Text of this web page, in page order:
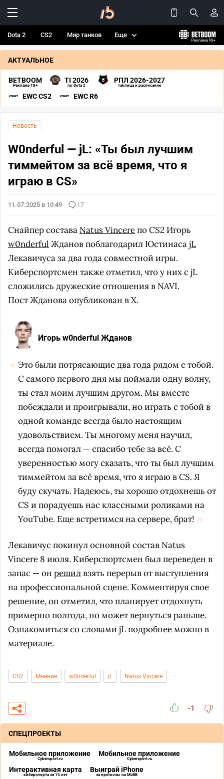
Dota 2 CS2 Мир танков Еще
АКТУАЛЬНОЕ
BETBOOM
Реклама 18+
TI 2026
по Dota 2
РПЛ 2026-2027
таблица и расписание
EWC CS2 EWC R6
Новость
W0nderful — jL: «Ты был лучшим
тиммейтом за всё время, что я
играю в CS»
11.07.2025 в 10:49 17
Снайпер состава Natus Vincereпо CS2 Игорь
w0nderful Жданов поблагодарил ЮстинасаjL
Лекавичуса за два года совместной игры.
Киберспортсмен также отметил, что у них с jL
сложились дружеские отношения в NAVI.
Пост Жданова опубликован в X.
Игорь w0nderful Жданов
Это были потрясающие два года рядом с тобой.
С самого первого дня мы поймали одну волну,
ты стал моим лучшим другом. Мы вместе
побеждали и проигрывали, но играть с тобой в
одной команде всегда было настоящим
удовольствием. Ты многому меня научил,
всегда помогал — спасибо тебе за всё. С
уверенностью могу сказать, что ты был лучшим
тиммейтом за всё время, что я играю в CS. Я
буду скучать. Надеюсь, ты хорошо отдохнешь от
CS и порадуешь нас классными роликами на
YouTube. Еще встретимся на сервере, брат!
Лекавичус покинул основной состав Natus
Vincere 8 июля. Киберспортсмен был переведен в
запас — он решилвзять перерыв от выступления
на профессиональной сцене. Комментируя свое
решение, он отметил, что планирует отдохнуть
примерно полгода, но может вернуться раньше.
Ознакомиться со словами jL подробнее можно в
материале.
CS2 Мнение w0nderful jL Natus Vincere
-1
СПЕЦПРОЕКТЫ
Мобильное приложение
Cybersport.ru
Мобильное приложение
Cybersport.ru
Интерактивная карта
киберспорта за 15 лет
Выиграй iPhone
за прогнозы на MLBB